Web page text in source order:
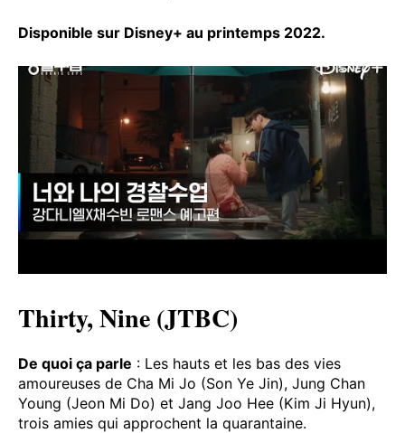
Disponible sur Disney+ au printemps 2022.
Thirty, Nine (JTBC)
De quoi ça parle : Les hauts et les bas des vies
amoureuses de Cha Mi Jo (Son Ye Jin), Jung Chan
Young (Jeon Mi Do) et Jang Joo Hee (Kim Ji Hyun),
trois amies qui approchent la quarantaine.